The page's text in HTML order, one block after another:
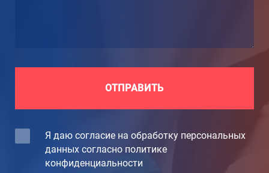
ОТПРАВИТЬ
Я даю согласие на обработку персональных
данных согласно политике
конфиденциальности